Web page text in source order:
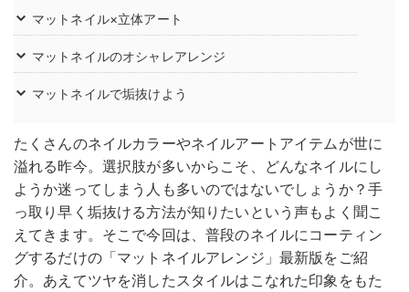
マットネイル×立体アート
マットネイルのオシャレアレンジ
マットネイルで垢抜けよう
たくさんのネイルカラーやネイルアートアイテムが世に
溢れる昨今。選択肢が多いからこそ、どんなネイルにし
ようか迷ってしまう人も多いのではないでしょうか？手
っ取り早く垢抜ける方法が知りたいという声もよく聞こ
えてきます。そこで今回は、普段のネイルにコーティン
グするだけの「マットネイルアレンジ」最新版をご紹
介。あえてツヤを消したスタイルはこなれた印象をもた